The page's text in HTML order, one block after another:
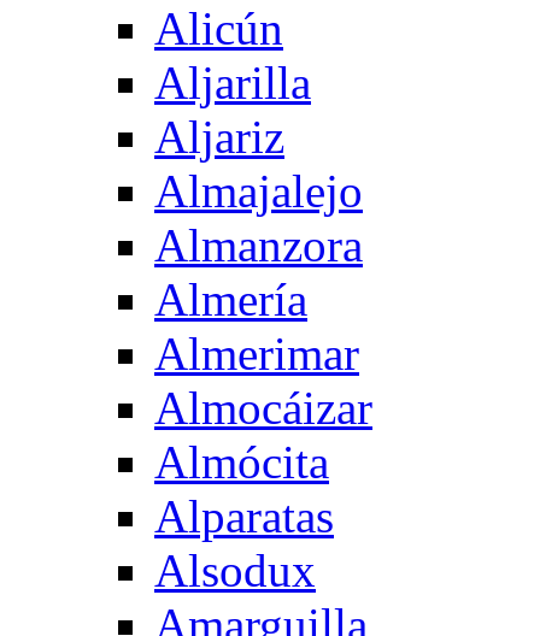
Alicún
Aljarilla
Aljariz
Almajalejo
Almanzora
Almería
Almerimar
Almocáizar
Almócita
Alparatas
Alsodux
Amarguilla